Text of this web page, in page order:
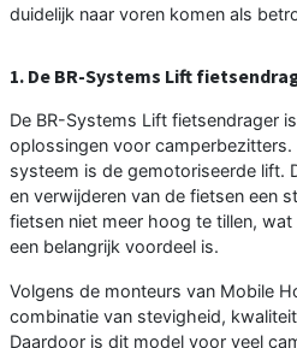
duidelijk naar voren komen als
1. De BR-Systems Lift
De BR-Systems Lift fietsendrager
oplossingen voor
systeem is de gemotoriseerde lift.
en verwijderen van de fietsen een
fietsen niet meer hoog te tillen,
een belangrijk voordeel is.
Volgens de monteurs van Mobile
combinatie van stevigheid,
Daardoor is dit model voor veel